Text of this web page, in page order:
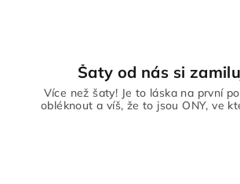
Šaty od nás si
Více než šaty! Je to láska na první
obléknout a víš, že to jsou ONY, ve